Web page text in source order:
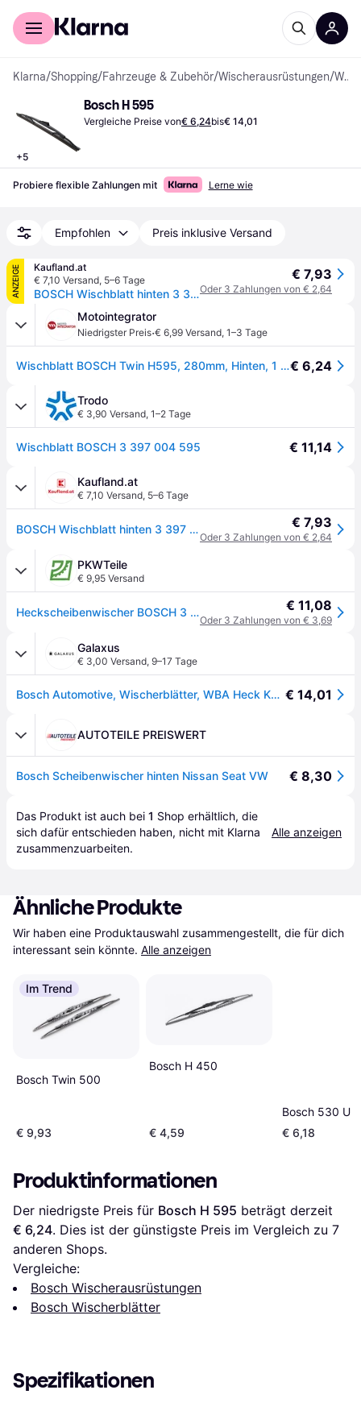
Für Shopper
Klarna/Shopping/Fahrzeuge & Zubehör/Wischerausrüstungen/ Wischerblätter
+5
Bosch H 595
Vergleiche Preise von€ 6,24bis€ 14,01
Probiere flexible Zahlungen mit Lerne wie
Empfohlen Preis inklusive Versand
ANZEIGE
Kaufland.at
€ 7,10 Versand, 5–6 Tage
BOSCH Wischblatt hinten 3 397 004 595
€ 7,93
Oder 3 Zahlungen von € 2,64
Motointegrator
Niedrigster Preis·€ 6,99 Versand, 1–3 Tage
Wischblatt BOSCH Twin H595, 280mm, Hinten, 1 Stück€ 6,24
Trodo
€ 3,90 Versand, 1–2 Tage
Wischblatt BOSCH 3 397 004 595 € 11,14
Kaufland.at
€ 7,10 Versand, 5–6 Tage
BOSCH Wischblatt hinten 3 397 004 595 € 7,93
Oder 3 Zahlungen von € 2,64
PKWTeile
€ 9,95 Versand
Heckscheibenwischer BOSCH 3 397 004 595 € 11,08
Oder 3 Zahlungen von € 3,69
Galaxus
€ 3,00 Versand, 9–17 Tage
Bosch Automotive, Wischerblätter, WBA Heck KSN H595 € 14,01
AUTOTEILE PREISWERT
Bosch Scheibenwischer hinten Nissan Seat VW € 8,30
Das Produkt ist auch bei 1 Shop erhältlich, die
sich dafür entschieden haben, nicht mit Klarna
zusammenzuarbeiten.
Alle anzeigen
Ähnliche Produkte
Wir haben eine Produktauswahl zusammengestellt, die für dich
interessant sein könnte. Alle anzeigen
Im Trend
Bosch Twin 500
€ 9,93
Bosch H 450
€ 4,59
Bosch 530 U
€ 6,18
Produktinformationen
Der niedrigste Preis für Bosch H 595
€ 6,24. Dies ist der günstigste Preis im Vergleich zu 7
anderen Shops.
Vergleiche:
Bosch Wischerausrüstungen
Bosch Wischerblätter
Spezifikationen